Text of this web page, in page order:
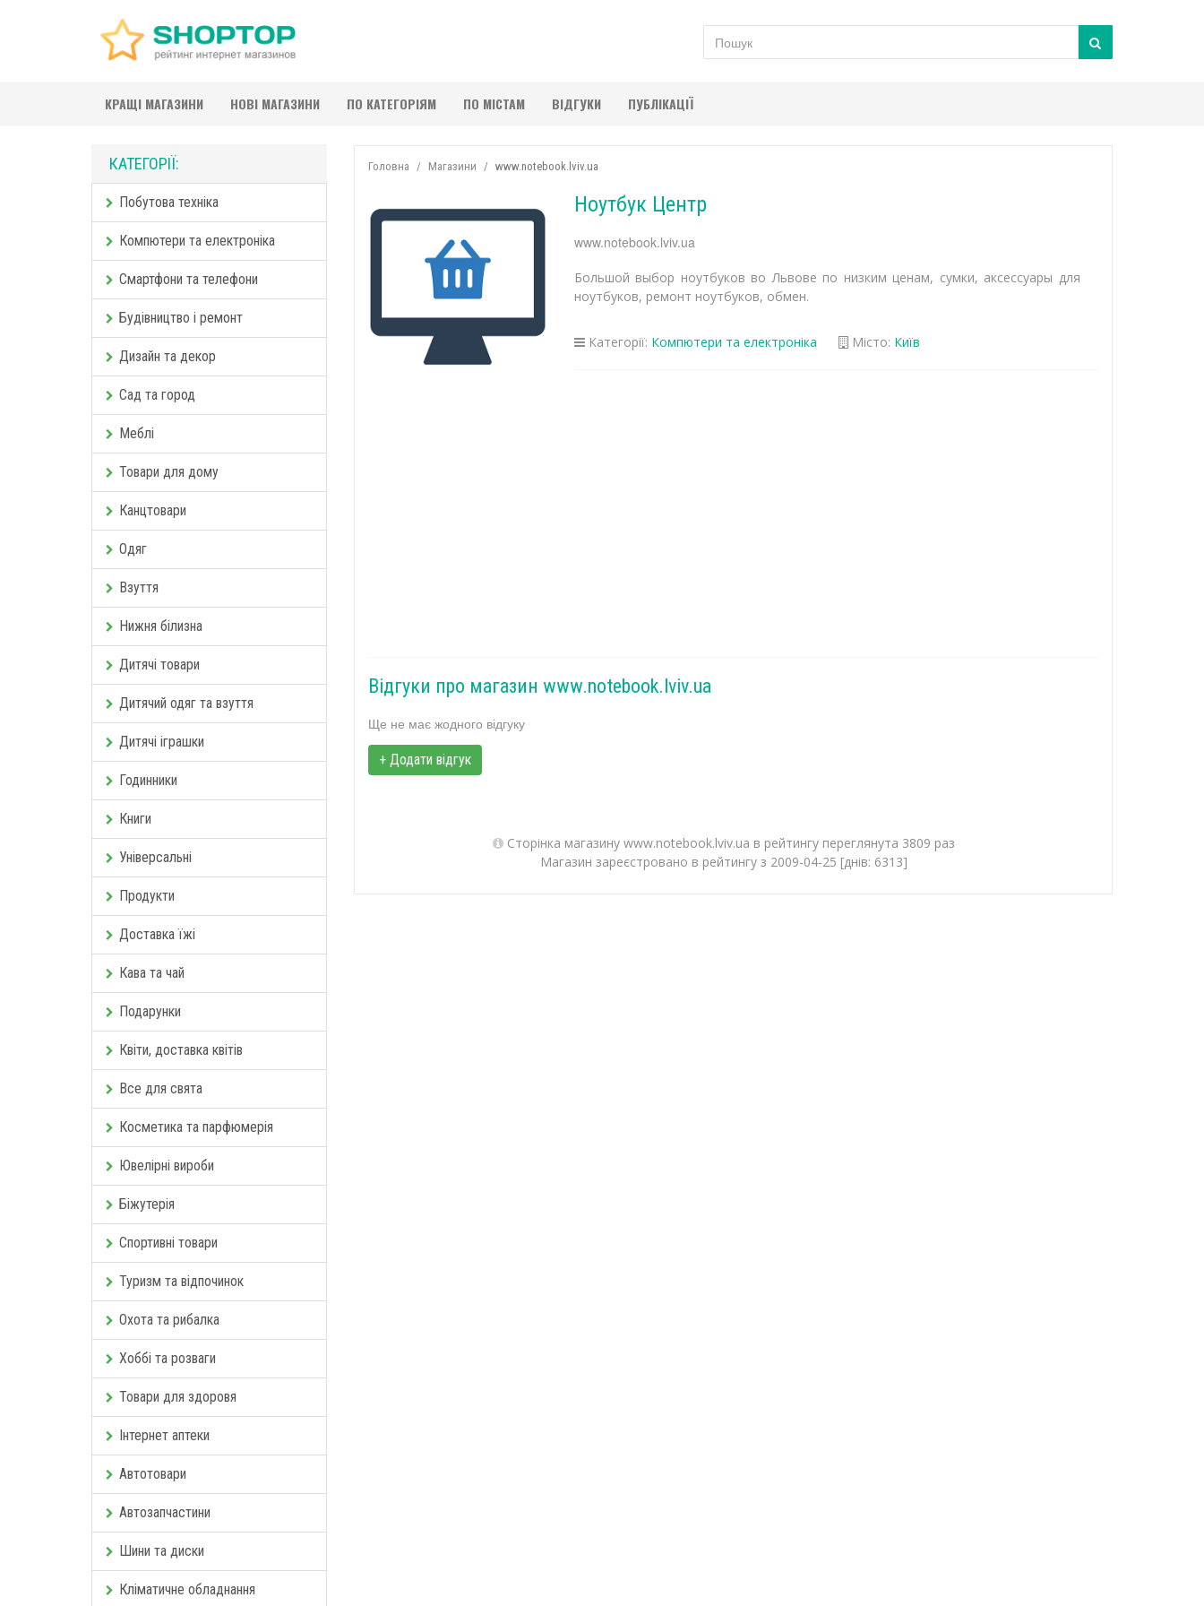
КРАЩІ МАГАЗИНИ НОВІ МАГАЗИНИ ПО КАТЕГОРІЯМ ПО МІСТАМ ВІДГУКИ ПУБЛІКАЦІЇ
КАТЕГОРІЇ:
Побутова техніка
Компютери та електроніка
Смартфони та телефони
Будівництво і ремонт
Дизайн та декор
Сад та город
Меблі
Товари для дому
Канцтовари
Одяг
Взуття
Нижня білизна
Дитячі товари
Дитячий одяг та взуття
Дитячі іграшки
Годинники
Книги
Універсальні
Продукти
Доставка їжі
Кава та чай
Подарунки
Квіти, доставка квітів
Все для свята
Косметика та парфюмерія
Ювелірні вироби
Біжутерія
Спортивні товари
Туризм та відпочинок
Охота та рибалка
Хоббі та розваги
Товари для здоровя
Інтернет аптеки
Автотовари
Автозапчастини
Шини та диски
Кліматичне обладнання
Головна Магазини www.notebook.lviv.ua
Ноутбук Центр
www.notebook.lviv.ua
Большой выбор ноутбуков во Львове по низким ценам, сумки, аксессуары для
ноутбуков, ремонт ноутбуков, обмен.
Категорії: Компютери та електроніка Місто: Київ
Відгуки про магазин www.notebook.lviv.ua
Ще не має жодного відгуку
+ Додати відгук
Сторінка магазину www.notebook.lviv.ua в рейтингу переглянута 3809 раз
Магазин зареєстровано в рейтингу з 2009-04-25 [днів: 6313]